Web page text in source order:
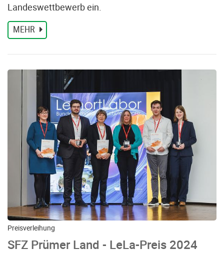
Landeswettbewerb ein.
MEHR
Preisverleihung
SFZ Prümer Land - LeLa-Preis 2024